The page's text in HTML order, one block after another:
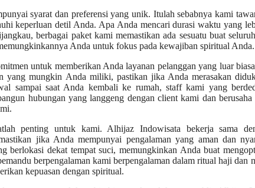
syarat dan preferensi yang unik. Itulah sebabnya kami
keperluan detil Anda. Apa Anda mencari durasi waktu yang
berbagai paket kami memastikan ada sesuatu buat
Anda untuk fokus pada kewajiban spiritual Anda.
untuk memberikan Anda layanan pelanggan yang luar
yang mungkin Anda miliki, pastikan jika Anda merasakan
sampai saat Anda kembali ke rumah, staff kami yang
hubungan yang langgeng dengan client kami dan
penting untuk kami. Alhijaz Indowisata bekerja sama
jika Anda mempunyai pengalaman yang aman dan
berlokasi dekat tempat suci, memungkinkan Anda buat
berpengalaman kami berpengalaman dalam ritual haji dan
kepuasan dengan spiritual.